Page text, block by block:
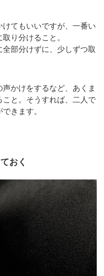
けてもいいですが、一番い
り分けること。
部分けずに、少しずつ取
かけをするなど、あくま
と。そうすれば、二人で
きます。
おく